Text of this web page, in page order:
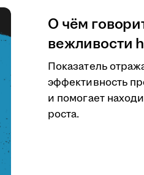
О чём
вежливости
Показатель
эффективность
и помогает
роста.